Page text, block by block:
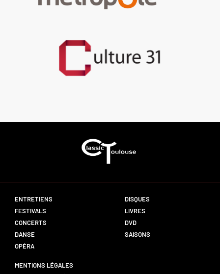
ENTRETIENS
FESTIVALS
CONCERTS
DANSE
OPÉRA
DISQUES
LIVRES
DVD
SAISONS
MENTIONS LÉGALES